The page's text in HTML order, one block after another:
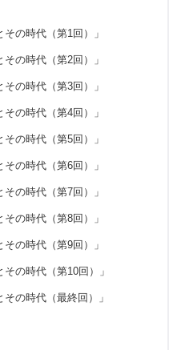
の時代（第1回）」
の時代（第2回）」
の時代（第3回）」
の時代（第4回）」
の時代（第5回）」
の時代（第6回）」
の時代（第7回）」
の時代（第8回）」
の時代（第9回）」
の時代（第10回）」
の時代（最終回）」